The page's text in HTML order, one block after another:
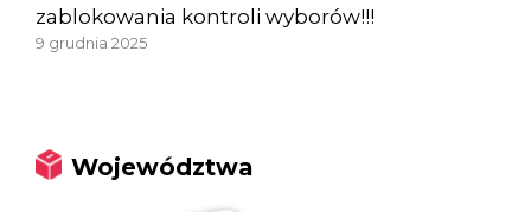
zablokowania kontroli wyborów!!!
9 grudnia 2025
Województwa